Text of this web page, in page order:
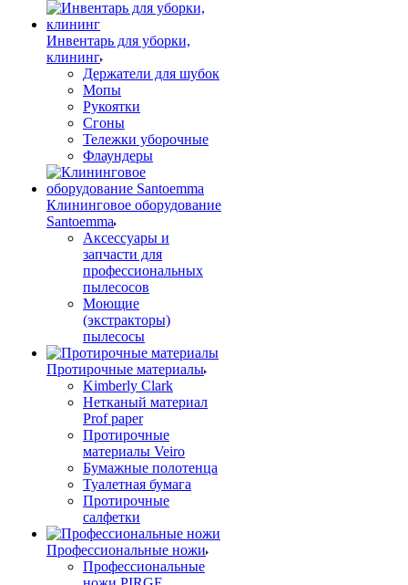
Инвентарь для уборки,
клининг
Держатели для шубок
Мопы
Рукоятки
Сгоны
Тележки уборочные
Флаундеры
Клининговое оборудование
Santoemma
Аксессуары и
запчасти для
профессиональных
пылесосов
Моющие
(экстракторы)
пылесосы
Протирочные материалы
Kimberly Clark
Нетканый материал
Prof paper
Протирочные
материалы Veiro
Бумажные полотенца
Туалетная бумага
Протирочные
салфетки
Профессиональные ножи
Профессиональные